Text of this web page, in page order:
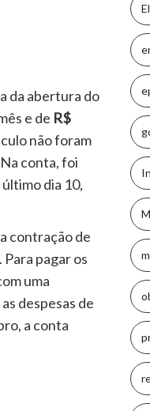
da abertura do
e de R$
não foram
conta, foi
dia 10,
contração de
pagar os
uma
despesas de
a conta